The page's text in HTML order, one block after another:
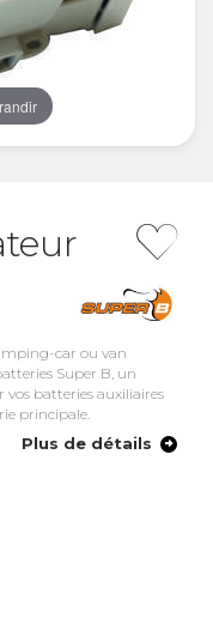
car ou van
Super B, un
batteries auxiliaires
principale.
Plus de détails